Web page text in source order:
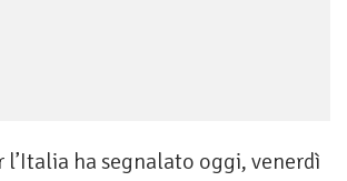
l’Italia ha segnalato oggi, venerdì